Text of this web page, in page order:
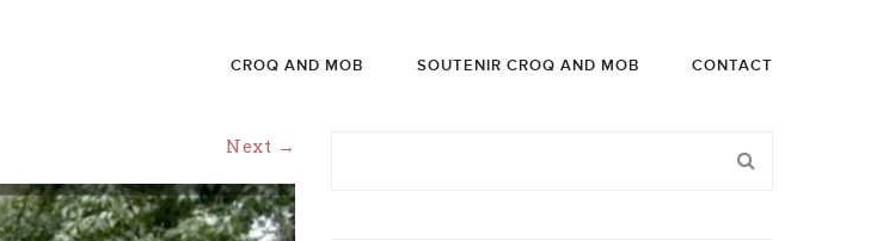
CROQ AND MOB SOUTENIR CROQ AND MOB CONTACT
Next →